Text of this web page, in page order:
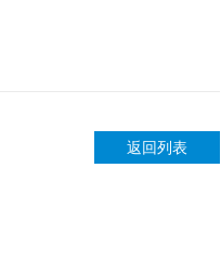
返回列表